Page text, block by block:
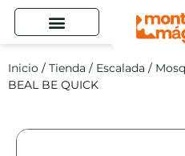
Inicio / Tienda / Escalada /
BEAL BE QUICK